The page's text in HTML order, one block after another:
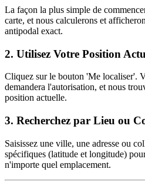
La façon la plus simple de
carte, et nous calculerons et
antipodal exact.
2. Utilisez Votre Position
Cliquez sur le bouton 'Me localiser'.
demandera l'autorisation, et nous
position actuelle.
3. Recherchez par Lieu ou
Saisissez une ville, une adresse ou
spécifiques (latitude et longitude)
n'importe quel emplacement.